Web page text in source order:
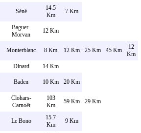
Séné
14.5
Km
7 Km
Baguer-
Morvan
12 Km
Monterblanc 8 Km 12 Km 25 Km 45 Km
12
Km
Dinard 14 Km
Baden 10 Km 20 Km
Clohars-
Carnoët
103
Km
59 Km 29 Km
Le Bono
15.7
Km
9 Km